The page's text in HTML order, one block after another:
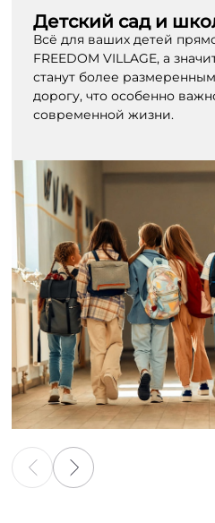
Детский сад и
Всё для ваших детей
FREEDOM VILLAGE, а
станут более
дорогу, что особенно
современной жизни.